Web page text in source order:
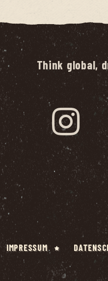
Think global,
IMPRES­SUM